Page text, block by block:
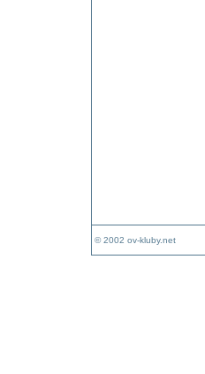
© 2002 ov-kluby.net